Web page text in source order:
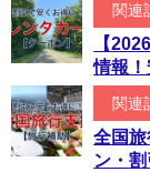
関連
【
情報
関連
全国
ン・